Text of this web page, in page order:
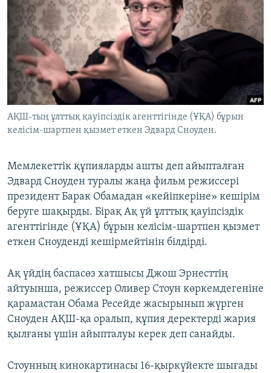
АРНАЙЫ ЖОБАЛАР
Русский
ЖАЗЫЛЫҢЫЗ
Басқа тілдерде
АҚШ-тың ұлттық қауіпсіздік агенттігінде (ҰҚА) бұрын
келісім-шартпен қызмет еткен Эдвард Сноуден.
Мемлекеттік құпияларды ашты деп айыпталған
Эдвард Сноуден туралы жаңа фильм режиссері
президент Барак Обамадан «кейіпкеріне» кешірім
беруге шақырды. Бірақ Ақ үй ұлттық қауіпсіздік
агенттігінде (ҰҚА) бұрын келісім-шартпен қызмет
еткен Сноуденді кешірмейтінін білдірді.
Ақ үйдің баспасөз хатшысы Джош Эрнесттің
айтуынша, режиссер Оливер Стоун көркемдегеніне
қарамастан Обама Ресейде жасырынып жүрген
Сноуден АҚШ-қа оралып, құпия деректерді жария
қылғаны үшін айыпталуы керек деп санайды.
Стоунның кинокартинасы 16-қыркүйекте шығады